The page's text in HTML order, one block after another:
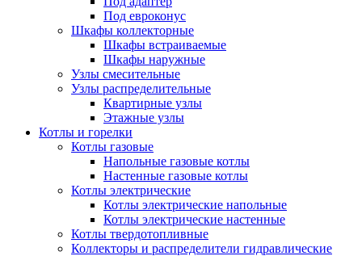
Под евроконус
Шкафы коллекторные
Шкафы встраиваемые
Шкафы наружные
Узлы смесительные
Узлы распределительные
Квартирные узлы
Этажные узлы
Котлы и горелки
Котлы газовые
Напольные газовые котлы
Настенные газовые котлы
Котлы электрические
Котлы электрические напольные
Котлы электрические настенные
Котлы твердотопливные
Коллекторы и распределители гидравлические